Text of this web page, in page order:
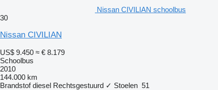
Nissan CIVILIAN schoolbus
30
Nissan CIVILIAN
US$ 9.450 ≈ € 8.179
Schoolbus
2010
144.000 km
Brandstof diesel Rechtsgestuurd ✓ Stoelen 51